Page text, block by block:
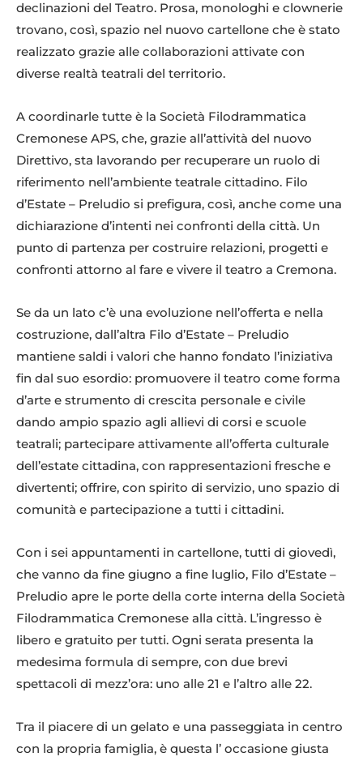
declinazioni del Teatro. Prosa, monologhi e clownerie
trovano, così, spazio nel nuovo cartellone che è stato
realizzato grazie alle collaborazioni attivate con
diverse realtà teatrali del territorio.
A coordinarle tutte è la Società Filodrammatica
Cremonese APS, che, grazie all’attività del nuovo
Direttivo, sta lavorando per recuperare un ruolo di
riferimento nell’ambiente teatrale cittadino. Filo
d’Estate – Preludio si prefigura, così, anche come una
dichiarazione d’intenti nei confronti della città. Un
punto di partenza per costruire relazioni, progetti e
confronti attorno al fare e vivere il teatro a Cremona.
Se da un lato c’è una evoluzione nell’offerta e nella
costruzione, dall’altra Filo d’Estate – Preludio
mantiene saldi i valori che hanno fondato l’iniziativa
fin dal suo esordio: promuovere il teatro come forma
d’arte e strumento di crescita personale e civile
dando ampio spazio agli allievi di corsi e scuole
teatrali; partecipare attivamente all’offerta culturale
dell’estate cittadina, con rappresentazioni fresche e
divertenti; offrire, con spirito di servizio, uno spazio di
comunità e partecipazione a tutti i cittadini.
Con i sei appuntamenti in cartellone, tutti di giovedì,
che vanno da fine giugno a fine luglio, Filo d’Estate –
Preludio apre le porte della corte interna della Società
Filodrammatica Cremonese alla città. L’ingresso è
libero e gratuito per tutti. Ogni serata presenta la
medesima formula di sempre, con due brevi
spettacoli di mezz’ora: uno alle 21 e l’altro alle 22.
Tra il piacere di un gelato e una passeggiata in centro
con la propria famiglia, è questa l’ occasione giusta